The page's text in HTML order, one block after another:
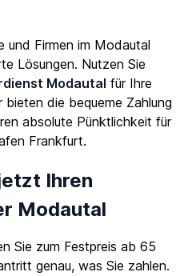
und Firmen im Modautal
Lösungen. Nutzen Sie
Modautal für Ihre
die bequeme Zahlung
absolute Pünktlichkeit für
Frankfurt.
Ihren
Modautal
Sie zum Festpreis ab 65
genau, was Sie zahlen.